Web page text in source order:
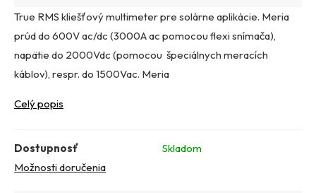
True RMS kliešťový multimeter pre solárne aplikácie. Meria
prúd do 600V ac/dc (3000A ac pomocou flexi snímača),
napätie do 2000Vdc (pomocou špeciálnych meracích
káblov), respr. do 1500Vac. Meria
Celý popis
Dostupnosť
Skladom
Možnosti doručenia